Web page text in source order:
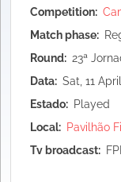
Competition
Match phase
Round
23ª
Data
Sat, 11
Estado
Played
Local
Pavilhão
Tv broadcast